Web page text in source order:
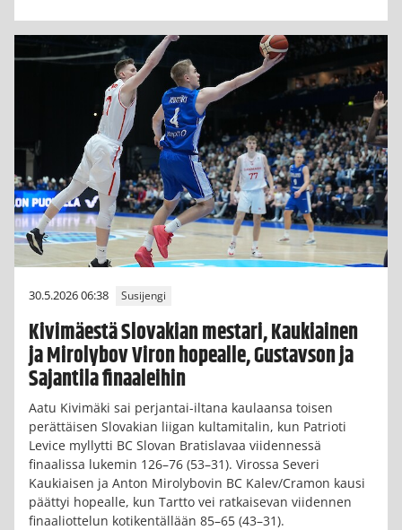
30.5.2026 06:38 Susijengi
Kivimäestä Slovakian mestari, Kaukiainen
ja Mirolybov Viron hopealle, Gustavson ja
Sajantila finaaleihin
Aatu Kivimäki sai perjantai-iltana kaulaansa toisen
perättäisen Slovakian liigan kultamitalin, kun Patrioti
Levice myllytti BC Slovan Bratislavaa viidennessä
finaalissa lukemin 126–76 (53–31). Virossa Severi
Kaukiaisen ja Anton Mirolybovin BC Kalev/Cramon kausi
päättyi hopealle, kun Tartto vei ratkaisevan viidennen
finaaliottelun kotikentällään 85–65 (43–31).